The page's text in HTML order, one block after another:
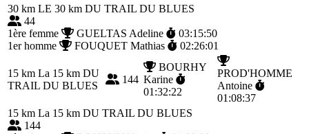
30 km LE 30 km DU TRAIL DU BLUES
44
1ère femme
GUELTAS Adeline
03:15:50
1er homme
FOUQUET Mathias 02:26:01
15 km La 15 km DU
TRAIL DU BLUES
144
BOURHY
Karine
01:32:22
PROD'HOMME
Antoine
01:08:37
15 km La 15 km DU TRAIL DU BLUES
144